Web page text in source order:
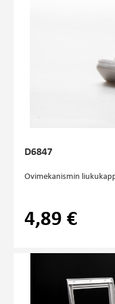
D6847
Ovimekanismin
4,89 €